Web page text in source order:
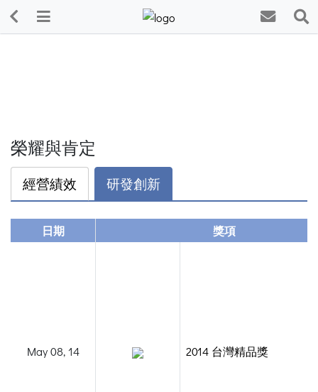
榮耀與肯定
經營績效 研發創新
日期 獎項
May 08, 14 2014 台灣精品獎